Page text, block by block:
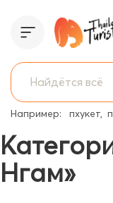
Например: пхукет
Нгам»